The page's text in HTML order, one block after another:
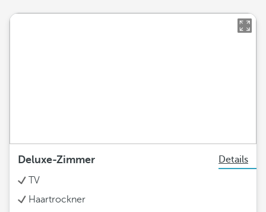
Deluxe-Zimmer
Details
TV
Haartrockner